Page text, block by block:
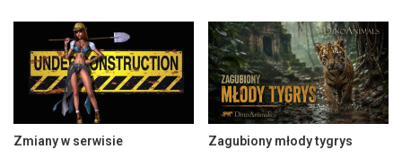
Zmiany w serwisie Zagubiony młody tygrys